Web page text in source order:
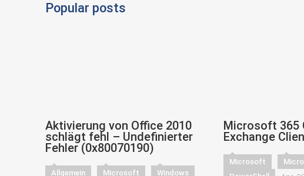
Popular posts
Aktivierung von Office 2010
schlägt fehl – Undefinierter
Fehler (0x80070190)
Allgemein Microsoft Windows
Microsoft 365
Exchange
Microsoft